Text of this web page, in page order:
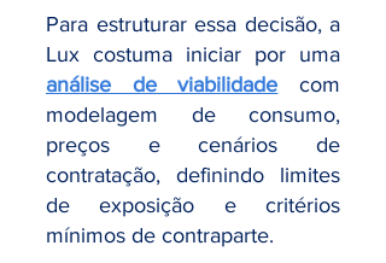
Para estruturar essa decisão, a
análise de viabilidade com
modelagem de consumo,
preços e cenários de
contratação, definindo limites
de exposição e critérios
mínimos de contraparte.